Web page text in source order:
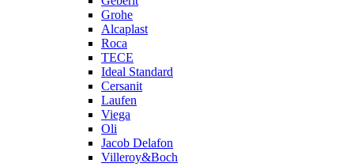
Grohe
Alcaplast
Roca
TECE
Ideal Standard
Cersanit
Laufen
Viega
Oli
Jacob Delafon
Villeroy&Boch